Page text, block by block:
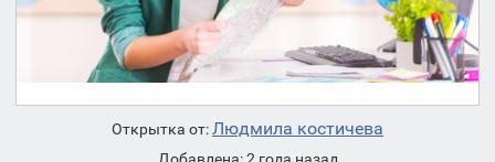
Открытка от:Людмила костичева